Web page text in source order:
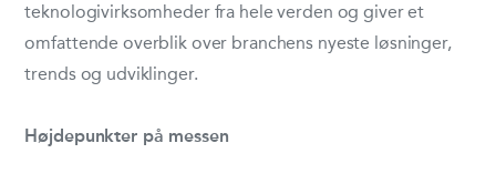
teknologivirksomheder fra hele verden og giver et
omfattende overblik over branchens nyeste løsninger,
trends og udviklinger.
Højdepunkter på messen